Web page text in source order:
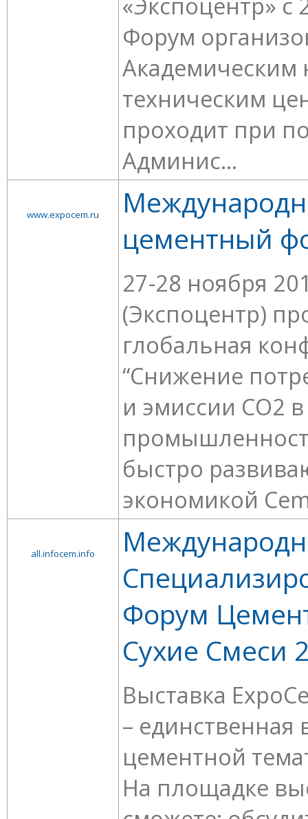
Форум
Академическим
техническим
проходит при
Админис...
www.expocem.ru
цементный
27-28 ноября
(Экспоцентр)
глобальная
“Снижение
и эмисcии СО2
быстро
экономикой
all.infocem.info
Форум
Сухие Смеси
Выставка
– единственная
цементной
На площадке